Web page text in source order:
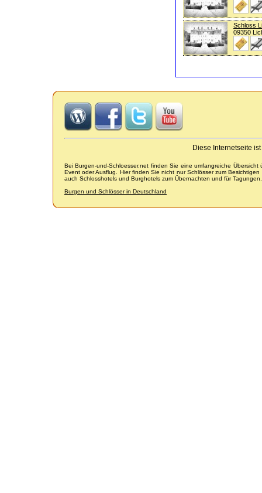
Schloss
09350
Diese Internetseite
Bei Burgen-und-Schloesser.net finden Sie eine umfangreiche
Event oder Ausflug. Hier finden Sie nicht nur Schlösser zum
auch Schlosshotels und Burghotels zum Übernachten und für Tagungen.
Burgen und Schlösser in Deutschland